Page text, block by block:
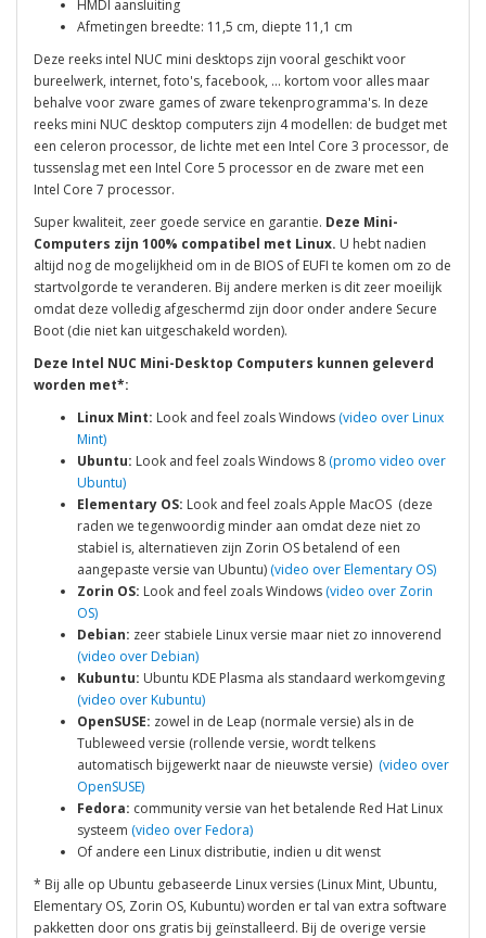
HMDI aansluiting
Afmetingen breedte: 11,5 cm, diepte 11,1 cm
Deze reeks intel NUC mini desktops zijn vooral geschikt voor
bureelwerk, internet, foto's, facebook, ... kortom voor alles maar
behalve voor zware games of zware tekenprogramma's. In deze
reeks mini NUC desktop computers zijn 4 modellen: de budget met
een celeron processor, de lichte met een Intel Core 3 processor, de
tussenslag met een Intel Core 5 processor en de zware met een
Intel Core 7 processor.
Super kwaliteit, zeer goede service en garantie. Deze Mini-
Computers zijn 100% compatibel met Linux. U hebt nadien
altijd nog de mogelijkheid om in de BIOS of EUFI te komen om zo de
startvolgorde te veranderen. Bij andere merken is dit zeer moeilijk
omdat deze volledig afgeschermd zijn door onder andere Secure
Boot (die niet kan uitgeschakeld worden).
Deze Intel NUC Mini-Desktop Computers kunnen geleverd
worden met*:
Linux Mint: Look and feel zoals Windows (video over Linux
Mint)
Ubuntu: Look and feel zoals Windows 8 (promo video over
Ubuntu)
Elementary OS: Look and feel zoals Apple MacOS (deze
raden we tegenwoordig minder aan omdat deze niet zo
stabiel is, alternatieven zijn Zorin OS betalend of een
aangepaste versie van Ubuntu) (video over Elementary OS)
Zorin OS: Look and feel zoals Windows (video over Zorin
OS)
Debian: zeer stabiele Linux versie maar niet zo innoverend
(video over Debian)
Kubuntu: Ubuntu KDE Plasma als standaard werkomgeving
(video over Kubuntu)
OpenSUSE: zowel in de Leap (normale versie) als in de
Tubleweed versie (rollende versie, wordt telkens
automatisch bijgewerkt naar de nieuwste versie) (video over
OpenSUSE)
Fedora: community versie van het betalende Red Hat Linux
systeem (video over Fedora)
Of andere een Linux distributie, indien u dit wenst
* Bij alle op Ubuntu gebaseerde Linux versies (Linux Mint, Ubuntu,
Elementary OS, Zorin OS, Kubuntu) worden er tal van extra software
pakketten door ons gratis bij geïnstalleerd. Bij de overige versie